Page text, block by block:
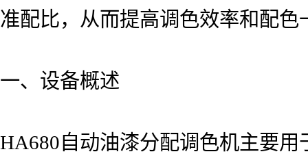
准配比，从而提高调色效率和配
一、设备概述
HA680自动油漆分配调色机主要